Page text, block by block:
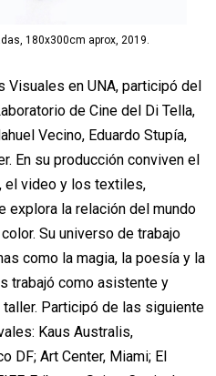
180x300cm aprox, 2019.
Visuales en UNA, participó del
de Cine del Di Tella,
Vecino, Eduardo Stupía,
En su producción conviven el
el video y los textiles,
explora la relación del mundo
Su universo de trabajo
como la magia, la poesía y la
trabajó como asistente y
Participó de las siguiente
Kaus Australis,
DF; Art Center, Miami; El